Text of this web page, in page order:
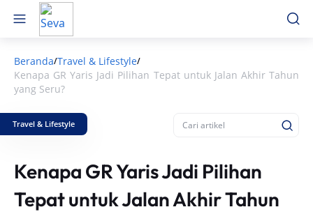
Beranda/Travel & Lifestyle/
Kenapa GR Yaris Jadi Pilihan Tepat untuk Jalan Akhir Tahun
yang Seru?
Travel & Lifestyle
Kenapa GR Yaris Jadi Pilihan
Tepat untuk Jalan Akhir Tahun